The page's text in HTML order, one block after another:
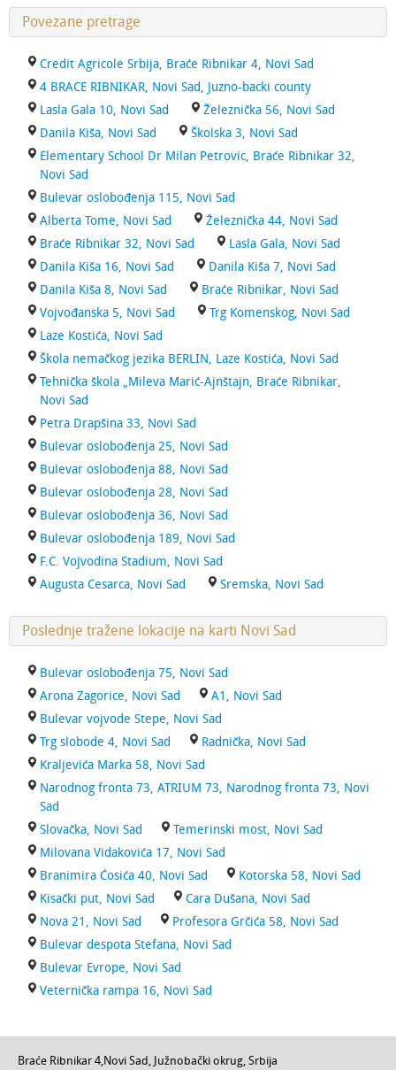
Povezane pretrage
Credit Agricole Srbija, Braće Ribnikar 4, Novi Sad
4 BRACE RIBNIKAR, Novi Sad, Juzno-backi county
Lasla Gala 10, Novi Sad
Železnička 56, Novi Sad
Danila Kiša, Novi Sad
Školska 3, Novi Sad
Elementary School Dr Milan Petrovic, Braće Ribnikar 32,
Novi Sad
Bulevar oslobođenja 115, Novi Sad
Alberta Tome, Novi Sad
Železnička 44, Novi Sad
Braće Ribnikar 32, Novi Sad
Lasla Gala, Novi Sad
Danila Kiša 16, Novi Sad
Danila Kiša 7, Novi Sad
Danila Kiša 8, Novi Sad
Braće Ribnikar, Novi Sad
Vojvođanska 5, Novi Sad
Trg Komenskog, Novi Sad
Laze Kostića, Novi Sad
Škola nemačkog jezika BERLIN, Laze Kostića, Novi Sad
Tehnička škola „Mileva Marić-Ajnštajn, Braće Ribnikar,
Novi Sad
Petra Drapšina 33, Novi Sad
Bulevar oslobođenja 25, Novi Sad
Bulevar oslobođenja 88, Novi Sad
Bulevar oslobođenja 28, Novi Sad
Bulevar oslobođenja 36, Novi Sad
Bulevar oslobođenja 189, Novi Sad
F.C. Vojvodina Stadium, Novi Sad
Augusta Cesarca, Novi Sad
Sremska, Novi Sad
Poslednje tražene lokacije na karti Novi Sad
Bulevar oslobođenja 75, Novi Sad
Arona Zagorice, Novi Sad
A1, Novi Sad
Bulevar vojvode Stepe, Novi Sad
Trg slobode 4, Novi Sad
Radnička, Novi Sad
Kraljevića Marka 58, Novi Sad
Narodnog fronta 73, ATRIUM 73, Narodnog fronta 73, Novi
Sad
Slovačka, Novi Sad
Temerinski most, Novi Sad
Milovana Vidakovića 17, Novi Sad
Branimira Ćosića 40, Novi Sad
Kotorska 58, Novi Sad
Kisački put, Novi Sad
Cara Dušana, Novi Sad
Nova 21, Novi Sad
Profesora Grčića 58, Novi Sad
Bulevar despota Stefana, Novi Sad
Bulevar Evrope, Novi Sad
Veternička rampa 16, Novi Sad
Braće Ribnikar 4,Novi Sad, Južnobački okrug, Srbija